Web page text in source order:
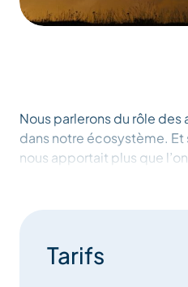
Nous parlerons du rôle
dans notre écosystème.
nous apportait plus que
Tarifs